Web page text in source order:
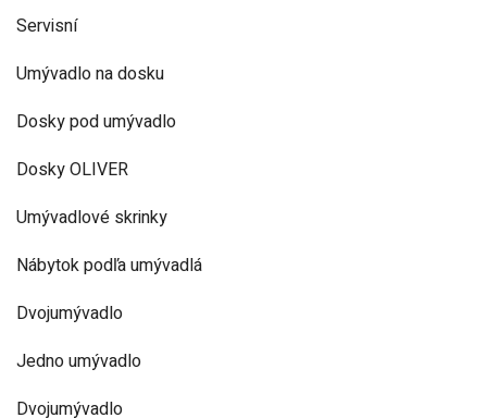
Servisní
Umývadlo na dosku
Dosky pod umývadlo
Dosky OLIVER
Umývadlové skrinky
Nábytok podľa umývadlá
Dvojumývadlo
Jedno umývadlo
Dvojumývadlo